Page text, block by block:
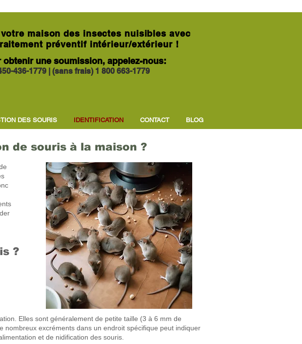
maison des insectes nuisibles avec
préventif intérieur/extérieur !
obtenir une soumission, appelez-nous:
436-1779 |(sans frais) 1 800 663-1779
DES SOURIS IDENTIFICATION CONTACT BLOG
de souris à la maison ?
?
Elles sont généralement de petite taille (3 à 6 mm de
nombreux excréments dans un endroit spécifique peut indiquer
et de nidification des souris.